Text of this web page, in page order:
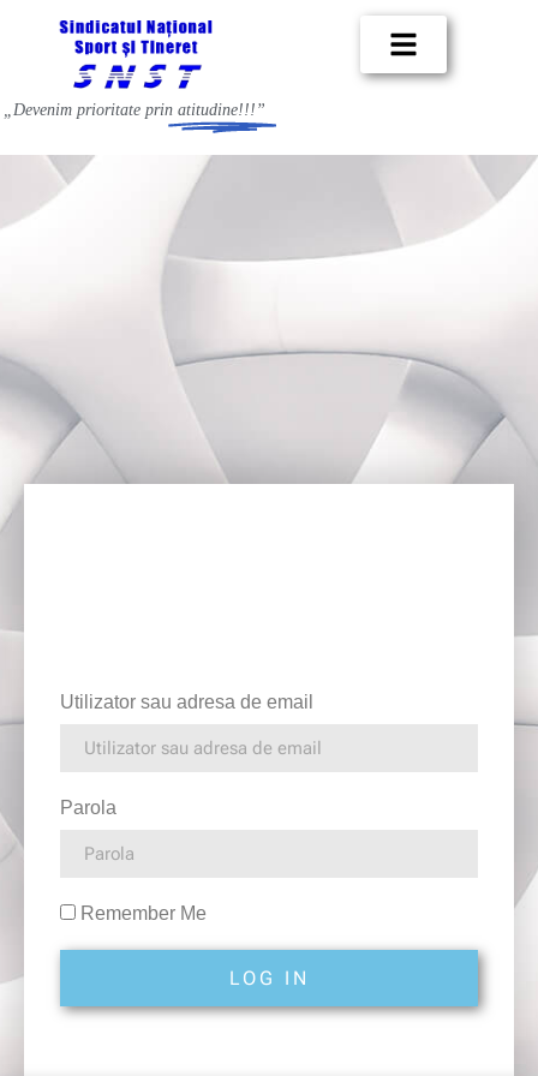
„Devenim prioritate prin atitudine!!!”
Utilizator sau adresa de email
Parola
Remember Me
LOG IN